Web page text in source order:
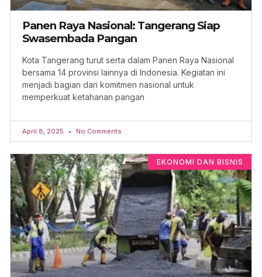
Panen Raya Nasional: Tangerang Siap
Swasembada Pangan
Kota Tangerang turut serta dalam Panen Raya Nasional
bersama 14 provinsi lainnya di Indonesia. Kegiatan ini
menjadi bagian dari komitmen nasional untuk
memperkuat ketahanan pangan
April 8, 2025 No Comments
EKONOMI DAN BISNIS